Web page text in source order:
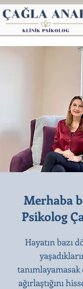
Merhaba
Psikolog
Hayatın bazı
ağırlaştığını